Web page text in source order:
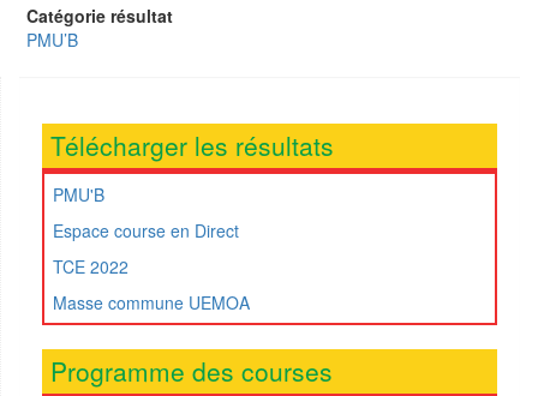
Catégorie résultat
PMU’B
Télécharger les résultats
PMU'B
Espace course en Direct
TCE 2022
Masse commune UEMOA
Programme des courses